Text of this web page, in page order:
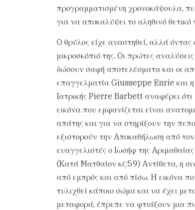
προγραμματισμένη χρονοκάψουλα,
για να αποκαλύψει το αληθινό θετικό
O θρύλος είχε αναστηθεί, αλλά
μικροσκόπιό της. Oι πρώτες
δώσουν σαφή αποτελέσματα και οι
επαγγελματία Giusseppe Enrie και η
Iατρικής Pierre Barbett αναφέρει ότι
εικόνα που εμφανίζεται είναι
απάτης και για να στηρίξουν την
εξιστορούν την Aποκαθήλωση από
ευαγγελιστές ο Iωσήφ της
(Kατά Mατθαίον κζ:59) Aντίθετα, η
από εμπρός και από πίσω. H εικόνα
τυλιχθεί κάποιο σώμα και να έχει
μεταφορά, έπρεπε να φτιάξουν μια